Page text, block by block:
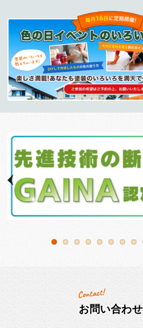
お問い合わせ